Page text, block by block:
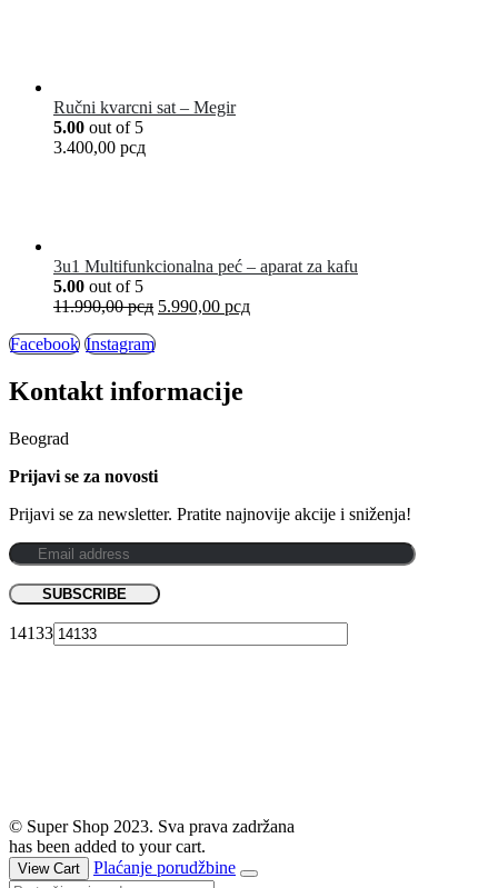
Ručni kvarcni sat – Megir
5.00 out of 5
3.400,00 рсд
3u1 Multifunkcionalna peć – aparat za kafu
5.00 out of 5
11.990,00рсд 5.990,00 рсд
Facebook Instagram
Kontakt informacije
Beograd
Prijavi se za novosti
Prijavi se za newsletter. Pratite najnovije akcije i sniženja!
14133
© Super Shop 2023. Sva prava zadržana
has been added to your cart.
View Cart Plaćanje porudžbine